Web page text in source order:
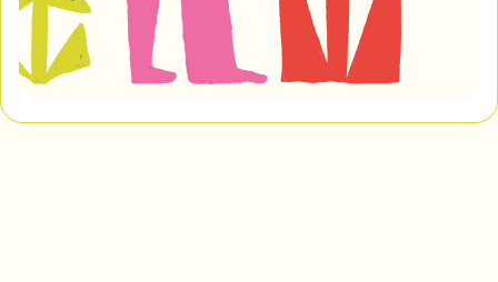
Billetterie
Retour à l’accueil
Se connecter